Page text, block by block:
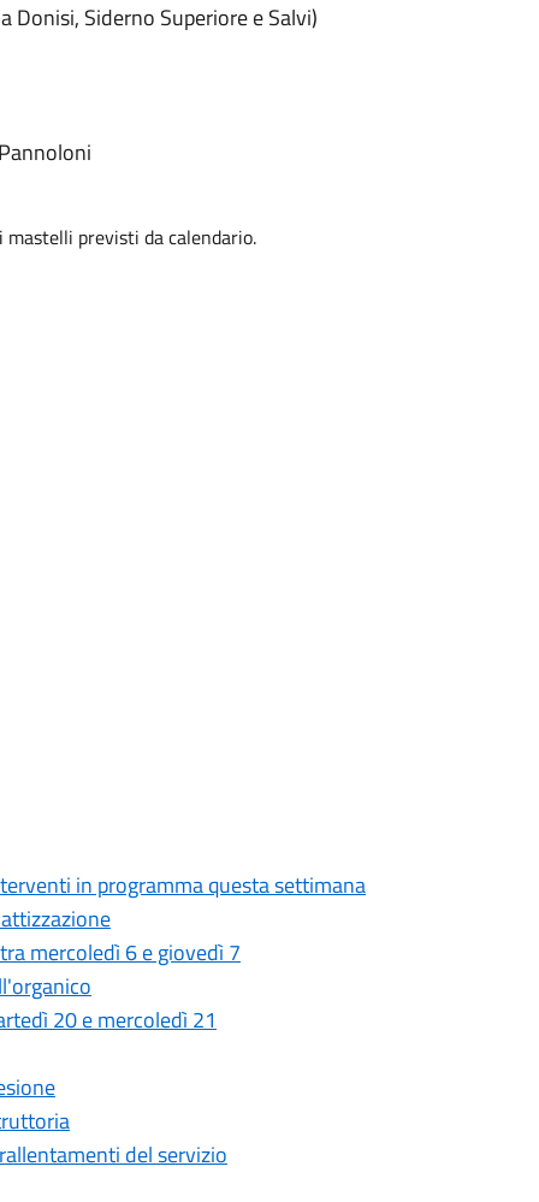
Donisi, Siderno Superiore e Salvi)
previsti da calendario.
in programma questa settimana
mercoledì 6 e giovedì 7
20 e mercoledì 21
del servizio